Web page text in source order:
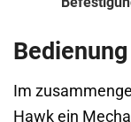
Bedienung
Im
Hawk ein